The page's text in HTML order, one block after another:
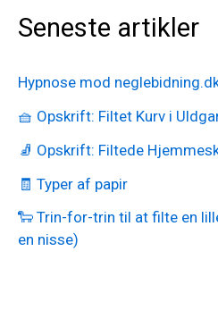
Seneste artikler
Hypnose mod
🧺 Opskrift: Filtet Kurv i
🧦 Opskrift: Filtede
🧾 Typer af papir
🐑 Trin-for-trin til at filte en
en nisse)